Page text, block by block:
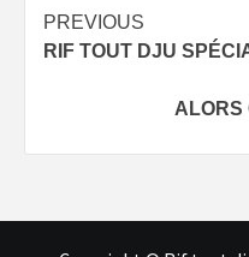
Post
navigation
PREVIOUS
RIF TOUT DJU
ALORS